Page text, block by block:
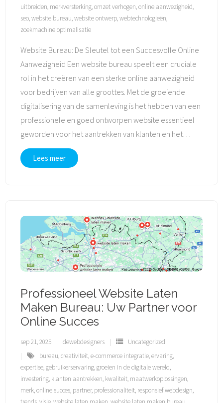
uitbreiden, merkversterking,omzet verhogen,online aanwezigheid,
seo,website bureau,website ontwerp,webtechnologieën,
zoekmachine optimalisatie
Website Bureau: De Sleutel tot een Succesvolle Online
Aanwezigheid Een website bureau speelt een cruciale
rol in het creëren van een sterke online aanwezigheid
voor bedrijven van alle groottes. Met de groeiende
digitalisering van de samenleving is het hebben van een
professionele en goed ontworpen website essentieel
geworden voor het aantrekken van klanten en het
Lees meer
Professioneel Website Laten
Maken Bureau: Uw Partner voor
Online Succes
sep 21, 2025 dewebdesigners
Uncategorized
bureau,creativiteit,e-commerce integratie,ervaring,
expertise,gebruikerservaring,groeien in de digitale wereld,
investering, klanten aantrekken, kwaliteit, maatwerkoplossingen,
merk,online succes, partner, professionaliteit, responsief webdesign,